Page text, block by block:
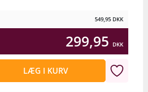
549,95 DKK
299,95 DKK
LÆG I KURV